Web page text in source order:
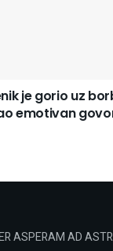
je gorio uz
emotivan
ASPERAM AD